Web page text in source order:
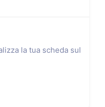
la tua scheda sul